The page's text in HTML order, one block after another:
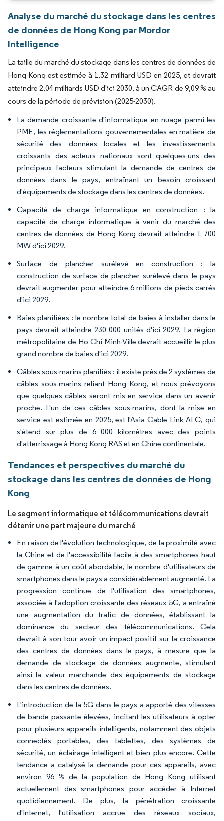
Analyse du marché du stockage dans les centres
de données de Hong Kong par Mordor
Intelligence
La taille du marché du stockage dans les centres de données de
Hong Kong est estimée à 1,32 milliard USD en 2025, et devrait
atteindre 2,04 milliards USD d'ici 2030, à un CAGR de 9,09 % au
cours de la période de prévision (2025-2030).
La demande croissante d'informatique en nuage parmi les
PME, les réglementations gouvernementales en matière de
sécurité des données locales et les investissements
croissants des acteurs nationaux sont quelques-uns des
principaux facteurs stimulant la demande de centres de
données dans le pays, entraînant un besoin croissant
d'équipements de stockage dans les centres de données.
Capacité de charge informatique en construction : la
capacité de charge informatique à venir du marché des
centres de données de Hong Kong devrait atteindre 1 700
MW d'ici 2029.
Surface de plancher surélevé en construction : la
construction de surface de plancher surélevé dans le pays
devrait augmenter pour atteindre 6 millions de pieds carrés
d'ici 2029.
Baies planifiées : le nombre total de baies à installer dans le
pays devrait atteindre 230 000 unités d'ici 2029. La région
métropolitaine de Ho Chi Minh-Ville devrait accueillir le plus
grand nombre de baies d'ici 2029.
Câbles sous-marins planifiés : il existe près de 2 systèmes de
câbles sous-marins reliant Hong Kong, et nous prévoyons
que quelques câbles seront mis en service dans un avenir
proche. L'un de ces câbles sous-marins, dont la mise en
service est estimée en 2025, est l'Asia Cable Link ALC, qui
s'étend sur plus de 6 000 kilomètres avec des points
d'atterrissage à Hong Kong RAS et en Chine continentale.
Tendances et perspectives du marché du
stockage dans les centres de données de Hong
Kong
Le segment informatique et télécommunications devrait
détenir une part majeure du marché
En raison de l'évolution technologique, de la proximité avec
la Chine et de l'accessibilité facile à des smartphones haut
de gamme à un coût abordable, le nombre d'utilisateurs de
smartphones dans le pays a considérablement augmenté. La
progression continue de l'utilisation des smartphones,
associée à l'adoption croissante des réseaux 5G, a entraîné
une augmentation du trafic de données, établissant la
dominance du secteur des télécommunications. Cela
devrait à son tour avoir un impact positif sur la croissance
des centres de données dans le pays, à mesure que la
demande de stockage de données augmente, stimulant
ainsi la valeur marchande des équipements de stockage
dans les centres de données.
L'introduction de la 5G dans le pays a apporté des vitesses
de bande passante élevées, incitant les utilisateurs à opter
pour plusieurs appareils intelligents, notamment des objets
connectés portables, des tablettes, des systèmes de
sécurité, un éclairage intelligent et bien plus encore. Cette
tendance a catalysé la demande pour ces appareils, avec
environ 96 % de la population de Hong Kong utilisant
actuellement des smartphones pour accéder à Internet
quotidiennement. De plus, la pénétration croissante
d'Internet, l'utilisation accrue des réseaux sociaux,